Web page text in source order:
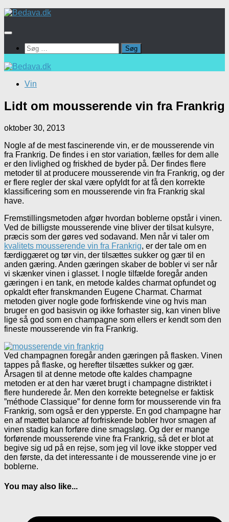
Skip
content
Søg
efter:
Vin
Lidt om mousserende vin fra Frankrig
oktober 30, 2013
Nogle af de mest fascinerende vin, er de mousserende vin
fra Frankrig. De findes i en stor variation, fælles for dem alle
er den livlighed og friskhed de byder på. Der findes flere
metoder til at producere mousserende vin fra Frankrig, og der
er flere regler der skal være opfyldt for at få den korrekte
klassificering som en mousserende vin fra Frankrig skal
have.
Fremstillingsmetoden afgør hvordan boblerne opstår i vinen.
Ved de billigste mousserende vine bliver der tilsat kulsyre,
præcis som der gøres ved sodavand. Men når vi taler om
kvalitets mousserende vin fra Frankrig, er der tale om en
færdiggæret og tør vin, der tilsættes sukker og gær til en
anden gæring. Anden gæringen skaber de bobler vi ser når
vi skænker vinen i glasset. I nogle tilfælde foregår anden
gæringen i en tank, en metode kaldes charmat opfundet og
opkaldt efter franskmanden Eugene Charmat. Charmat
metoden giver nogle gode forfriskende vine og hvis man
bruger en god basisvin og ikke forhaster sig, kan vinen blive
lige så god som en champagne som ellers er kendt som den
fineste mousserende vin fra Frankrig.
Ved champagnen foregår anden gæringen på flasken. Vinen
tappes på flaske, og herefter tilsættes sukker og gær.
Årsagen til at denne metode ofte kaldes champagne
metoden er at den har været brugt i champagne distriktet i
flere hunderede år. Men den korrekte betegnelse er faktisk
”méthode Classique” for denne form for mousserende vin fra
Frankrig, som også er den ypperste. En god champagne har
en af mættet balance af forfriskende bobler hvor smagen af
vinen stadig kan forføre dine smagsløg. Og der er mange
forførende mousserende vine fra Frankrig, så det er blot at
begive sig ud på en rejse, som jeg vil love ikke stopper ved
den første, da det interessante i de mousserende vine jo er
boblerne.
You may also like...